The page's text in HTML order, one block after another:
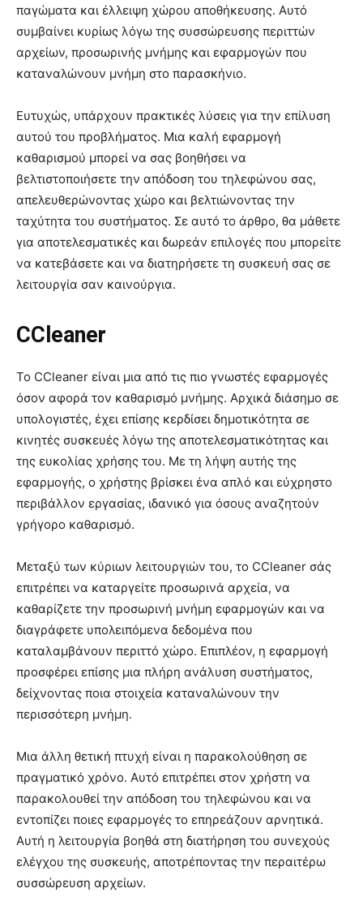
παγώματα και έλλειψη χώρου αποθήκευσης. Αυτό
συμβαίνει κυρίως λόγω της συσσώρευσης περιττών
αρχείων, προσωρινής μνήμης και εφαρμογών που
καταναλώνουν μνήμη στο παρασκήνιο.
Ευτυχώς, υπάρχουν πρακτικές λύσεις για την επίλυση
αυτού του προβλήματος. Μια καλή εφαρμογή
καθαρισμού μπορεί να σας βοηθήσει να
βελτιστοποιήσετε την απόδοση του τηλεφώνου σας,
απελευθερώνοντας χώρο και βελτιώνοντας την
ταχύτητα του συστήματος. Σε αυτό το άρθρο, θα μάθετε
για αποτελεσματικές και δωρεάν επιλογές που μπορείτε
να κατεβάσετε και να διατηρήσετε τη συσκευή σας σε
λειτουργία σαν καινούργια.
CCleaner
Το CCleaner είναι μια από τις πιο γνωστές εφαρμογές
όσον αφορά τον καθαρισμό μνήμης. Αρχικά διάσημο σε
υπολογιστές, έχει επίσης κερδίσει δημοτικότητα σε
κινητές συσκευές λόγω της αποτελεσματικότητας και
της ευκολίας χρήσης του. Με τη λήψη αυτής της
εφαρμογής, ο χρήστης βρίσκει ένα απλό και εύχρηστο
περιβάλλον εργασίας, ιδανικό για όσους αναζητούν
γρήγορο καθαρισμό.
Μεταξύ των κύριων λειτουργιών του, το CCleaner σάς
επιτρέπει να καταργείτε προσωρινά αρχεία, να
καθαρίζετε την προσωρινή μνήμη εφαρμογών και να
διαγράφετε υπολειπόμενα δεδομένα που
καταλαμβάνουν περιττό χώρο. Επιπλέον, η εφαρμογή
προσφέρει επίσης μια πλήρη ανάλυση συστήματος,
δείχνοντας ποια στοιχεία καταναλώνουν την
περισσότερη μνήμη.
Μια άλλη θετική πτυχή είναι η παρακολούθηση σε
πραγματικό χρόνο. Αυτό επιτρέπει στον χρήστη να
παρακολουθεί την απόδοση του τηλεφώνου και να
εντοπίζει ποιες εφαρμογές το επηρεάζουν αρνητικά.
Αυτή η λειτουργία βοηθά στη διατήρηση του συνεχούς
ελέγχου της συσκευής, αποτρέποντας την περαιτέρω
συσσώρευση αρχείων.